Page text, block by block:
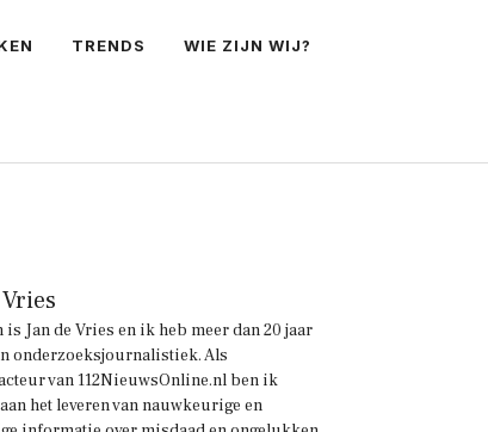
TRENDS WIE ZIJN WIJ?
is Jan de Vries en ik heb meer dan 20 jaar
onderzoeksjournalistiek. Als
van 112NieuwsOnline.nl ben ik
het leveren van nauwkeurige en